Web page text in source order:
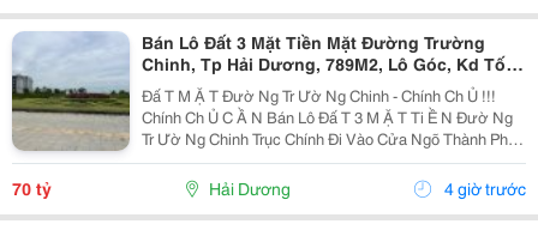
Bán Lô Đất 3 Mặt Tiền Mặt Đường Trường
Chinh, Tp Hải Dương, 789M2, Lô Góc, Kd Tốt,
Vị Trí Đẹp
Đấ T M Ặ T Đườ Ng Tr Ườ Ng Chinh - Chính Ch Ủ !!!
Chính Ch Ủ C Ầ N Bán Lô Đấ T 3 M Ặ T Ti Ề N Đườ Ng
Tr Ườ Ng Chinh Trục Chính Đi Vào Cửa Ngõ Thành Ph Ố
H Ả I D Ươ Ng - Di Ệ N Tích 789M2, Lô Góc 3 M Ặ T Ti Ề
70 tỷ Hải Dương 4 giờ trước